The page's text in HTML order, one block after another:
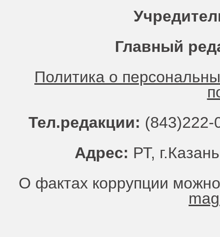
Главный
Политика о
Тел.редакции:
Адрес: РТ,
О фактах коррупции